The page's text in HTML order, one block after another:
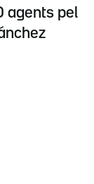
agents pel